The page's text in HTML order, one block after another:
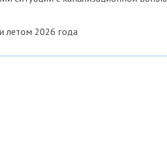
летом 2026 года